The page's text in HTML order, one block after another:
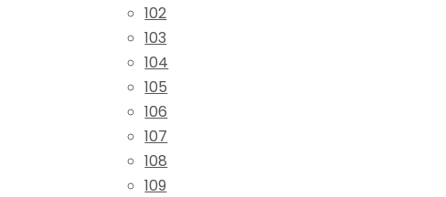
102
103
104
105
106
107
108
109